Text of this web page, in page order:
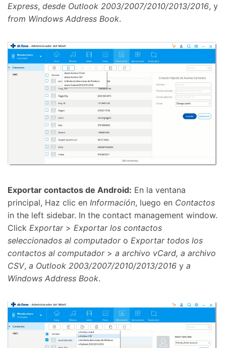
Express, desde Outlook 2003/2007/2010/2013/2016, y
from Windows Address Book.
Exportar contactos de Android: En la ventana
principal, Haz clic en Información, luego en Contactos
in the left sidebar. In the contact management window.
Click Exportar> Exportar los contactos
seleccionados al computadoro Exportar todos los
contactos al computador> a archivo vCard, a archivo
CSV, a Outlook 2003/2007/2010/2013/2016 y a
Windows Address Book.